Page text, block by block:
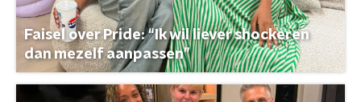
Faisel over Pride: “Ik wil liever shockeren
dan mezelf aanpassen”